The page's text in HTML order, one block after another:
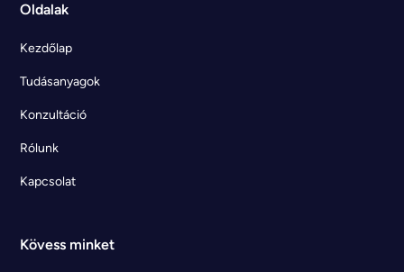
Oldalak
Kezdőlap
Tudásanyagok
Konzultáció
Rólunk
Kapcsolat
Kövess minket